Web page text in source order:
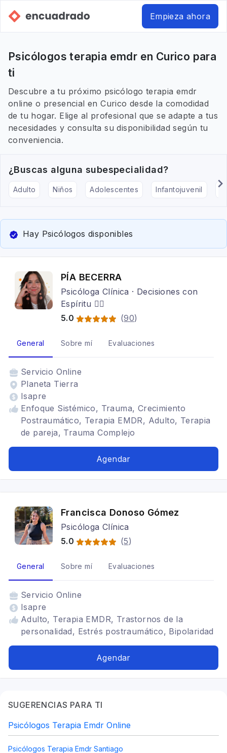
Empieza ahora
Psicólogos terapia emdr en Curico para
ti
Descubre a tu próximo psicólogo terapia emdr
online o presencial en Curico desde la comodidad
de tu hogar. Elige al profesional que se adapte a tus
necesidades y consulta su disponibilidad según tu
conveniencia.
¿Buscas alguna subespecialidad?
Adulto Niños Adolescentes Infantojuvenil
Hay Psicólogos disponibles
PÍA BECERRA
Psicóloga Clínica · Decisiones con
Espíritu ❤️‍🔥
5.0
(90)
General Sobre mí Evaluaciones
Servicio Online
Planeta Tierra
Isapre
Enfoque Sistémico, Trauma, Crecimiento
Postraumático, Terapia EMDR, Adulto, Terapia
de pareja, Trauma Complejo
Agendar
Francisca Donoso Gómez
Psicóloga Clínica
5.0
(5)
General Sobre mí Evaluaciones
Servicio Online
Isapre
Adulto, Terapia EMDR, Trastornos de la
personalidad, Estrés postraumático, Bipolaridad
Agendar
SUGERENCIAS PARA TI
Psicólogos Terapia Emdr Online
Psicólogos Terapia Emdr Santiago